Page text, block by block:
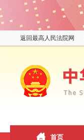
返回最高人民法院网
首页